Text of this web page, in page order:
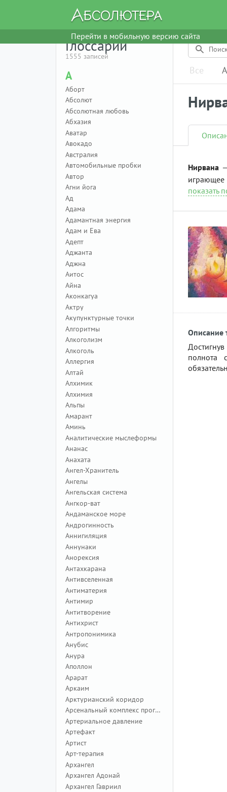
Перейти в мобильную версию сайта
Глоссарий
1555 записей
А
Аборт
Абсолют
Абсолютная любовь
Абхазия
Аватар
Авокадо
Австралия
Автомобильные пробки
Автор
Агни йога
Ад
Адама
Адамантная энергия
Адам и Ева
Адепт
Аджанта
Аджна
Аитос
Айна
Аконкагуа
Актру
Акупунктурные точки
Алгоритмы
Алкоголизм
Алкоголь
Аллергия
Алтай
Алхимик
Алхимия
Альпы
Амарант
Аминь
Аналитические мыслеформы
Ананас
Анахата
Ангел-Хранитель
Ангелы
Ангельская система
Ангкор-ват
Андаманское море
Андрогинность
Аннигиляция
Аннунаки
Анорексия
Антахкарана
Антивселенная
Антиматерия
Антимир
Антитворение
Антихрист
Антропонимика
Анубис
Анура
Аполлон
Арарат
Аркаим
Арктурианский коридор
Арсенальный комплекс программ
Артериальное давление
Артефакт
Артист
Арт-терапия
Архангел
Архангел Адонай
Архангел Гавриил
Все А
Нирвана
играющее
показать
Описание
полнота